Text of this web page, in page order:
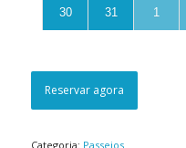
30 31 1
Reservar agora
Categoria: Passeios